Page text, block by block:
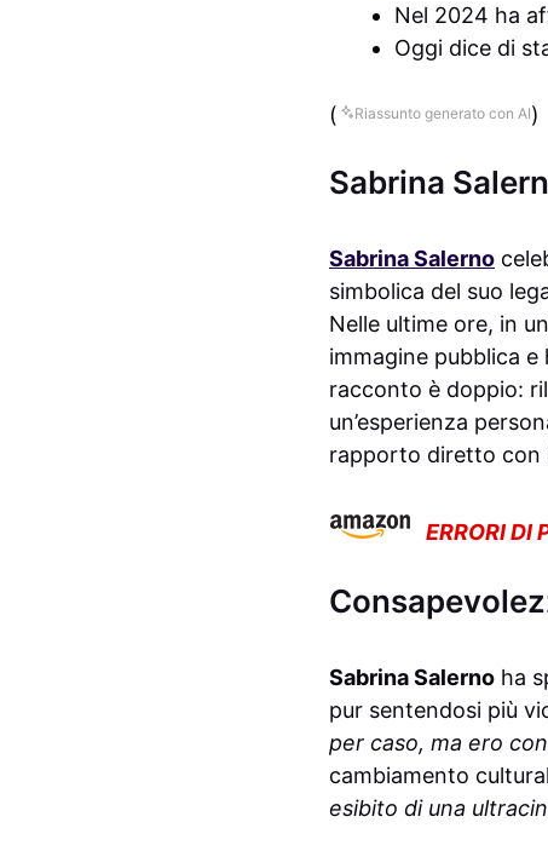
Nel 2024 ha
Oggi dice di
( Riassunto generato con AI)
Sabrina
Sabrina Salerno
simbolica del suo
Nelle ultime ore, in
immagine pubblica
racconto è doppio:
un’esperienza
rapporto diretto con
ERRORI DI
Sabrina Salerno ha
pur sentendosi più
per caso, ma ero
cambiamento
esibito di una